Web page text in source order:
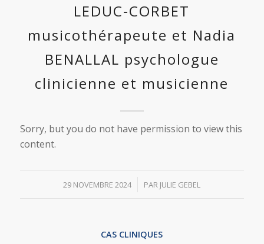
LEDUC-CORBET
musicothérapeute et Nadia
BENALLAL psychologue
clinicienne et musicienne
Sorry, but you do not have permission to view this
content.
29 NOVEMBRE 2024
/ PAR JULIE GEBEL
CAS CLINIQUES